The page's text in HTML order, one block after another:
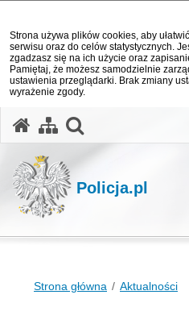
Strona używa plików cookies, aby
serwisu oraz do celów statystycznych.
zgadzasz się na ich użycie oraz
Pamiętaj, że możesz samodzielnie
ustawienia przeglądarki. Brak zmiany
wyrażenie zgody.
Policja.pl
Strona główna Aktualności